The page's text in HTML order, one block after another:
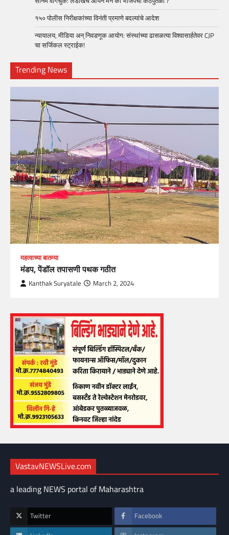
१५० पोलीस निरीक्षकांच्या विनंती प्रमाणे बदल्यांचे आदेश
न्यायालय, मीडिया अन् निवडणूक आयोग: संस्थांच्या ढासळत्या विश्वासार्हतेवर CJP
चा सर्जिकल स्ट्राईक!
Trending News
महत्वाच्या बातम्या
मंडप, पेंडॉल तपासणी पथक गठीत
Kanthak Suryatale March 2, 2024
VastavNEWSLive.com
a leading NEWS portal of Maharashtra
Twitter Facebook